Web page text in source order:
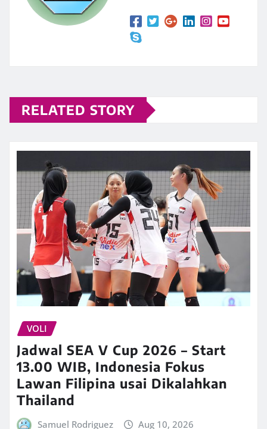
RELATED STORY
VOLI
Jadwal SEA V Cup 2026 – Start
13.00 WIB, Indonesia Fokus
Lawan Filipina usai Dikalahkan
Thailand
Samuel Rodriguez Aug 10, 2026